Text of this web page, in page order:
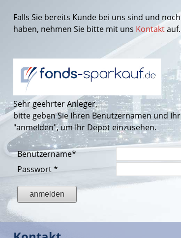
Falls Sie bereits Kunde bei uns sind und
haben, nehmen Sie bitte mit uns Kontakt
Sehr geehrter Anleger,
bitte geben Sie Ihren Benutzernamen und
"anmelden", um Ihr Depot einzusehen.
Benutzername*
Passwort*